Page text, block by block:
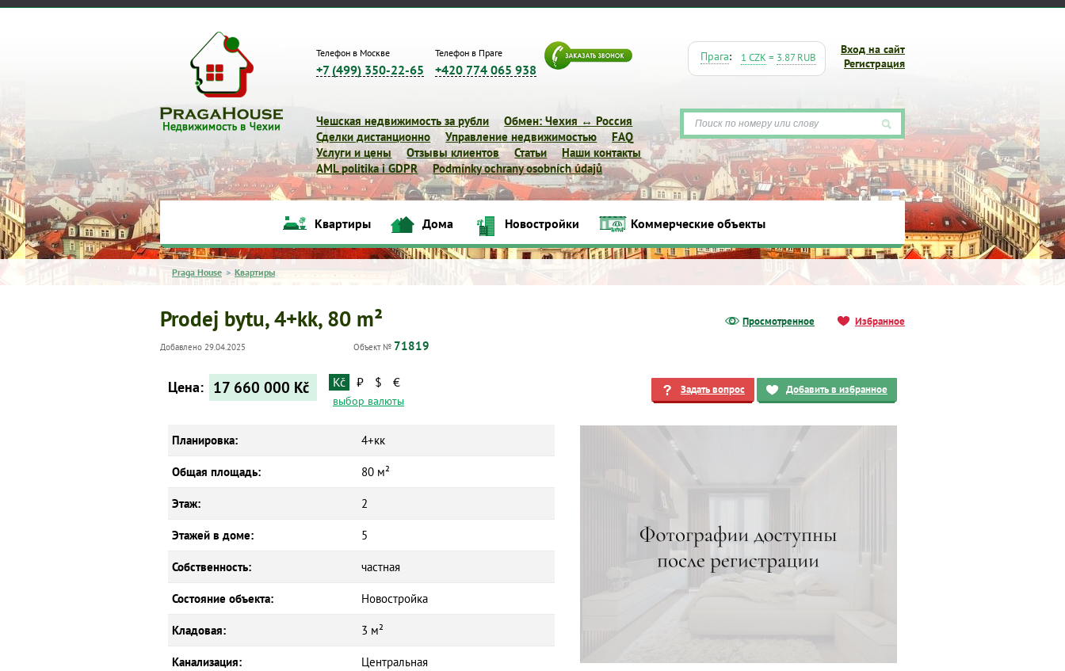
Телефон в Москве
+7 (499) 350-22-65
Телефон в Праге
+420 774 065 938
Вход на сайт
Регистрация
Прага: 1 CZK= 3.87 RUB
Чешская недвижимость за рубли
Обмен: Чехия ↔ Россия
Сделки дистанционно
Управление недвижимостью
FAQ
Услуги и цены
Отзывы клиентов Статьи
Наши контакты
AML politika i GDPR
Podmínky ochrany osobních údajů
Квартиры Дома Новостройки Коммерческие объекты
Praga House > Квартиры
Просмотренное Избранное
Prodej bytu, 4+kk, 80 m²
Добавлено 29.04.2025 Объект № 71819
Задать вопрос Добавить в избранное
Цена: 17 660 000 Kč Kč ₽ $ €
выбор валюты
Планировка: 4+кк
Общая площадь: 80 м²
Этаж: 2
Этажей в доме: 5
Собственность: частная
Состояние объекта: Новостройка
Кладовая: 3 м²
Канализация: Центральная